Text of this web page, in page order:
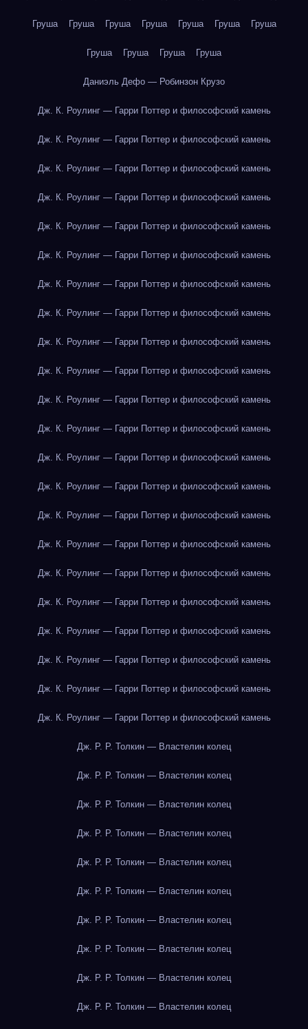
Груша Груша Груша Груша Груша Груша Груша
Груша Груша Груша Груша
Даниэль Дефо — Робинзон Крузо
Дж. К. Роулинг — Гарри Поттер и философский камень
Дж. К. Роулинг — Гарри Поттер и философский камень
Дж. К. Роулинг — Гарри Поттер и философский камень
Дж. К. Роулинг — Гарри Поттер и философский камень
Дж. К. Роулинг — Гарри Поттер и философский камень
Дж. К. Роулинг — Гарри Поттер и философский камень
Дж. К. Роулинг — Гарри Поттер и философский камень
Дж. К. Роулинг — Гарри Поттер и философский камень
Дж. К. Роулинг — Гарри Поттер и философский камень
Дж. К. Роулинг — Гарри Поттер и философский камень
Дж. К. Роулинг — Гарри Поттер и философский камень
Дж. К. Роулинг — Гарри Поттер и философский камень
Дж. К. Роулинг — Гарри Поттер и философский камень
Дж. К. Роулинг — Гарри Поттер и философский камень
Дж. К. Роулинг — Гарри Поттер и философский камень
Дж. К. Роулинг — Гарри Поттер и философский камень
Дж. К. Роулинг — Гарри Поттер и философский камень
Дж. К. Роулинг — Гарри Поттер и философский камень
Дж. К. Роулинг — Гарри Поттер и философский камень
Дж. К. Роулинг — Гарри Поттер и философский камень
Дж. К. Роулинг — Гарри Поттер и философский камень
Дж. К. Роулинг — Гарри Поттер и философский камень
Дж. Р. Р. Толкин — Властелин колец
Дж. Р. Р. Толкин — Властелин колец
Дж. Р. Р. Толкин — Властелин колец
Дж. Р. Р. Толкин — Властелин колец
Дж. Р. Р. Толкин — Властелин колец
Дж. Р. Р. Толкин — Властелин колец
Дж. Р. Р. Толкин — Властелин колец
Дж. Р. Р. Толкин — Властелин колец
Дж. Р. Р. Толкин — Властелин колец
Дж. Р. Р. Толкин — Властелин колец